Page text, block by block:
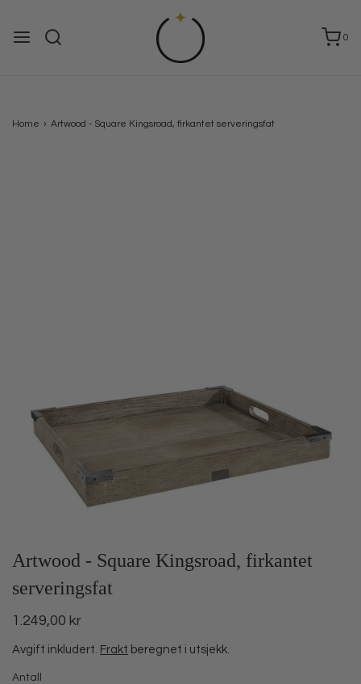
0
Home › Artwood - Square Kingsroad, firkantet serveringsfat
Artwood - Square Kingsroad, firkantet
serveringsfat
1.249,00 kr
Avgift inkludert. Frakt beregnet i utsjekk.
Antall